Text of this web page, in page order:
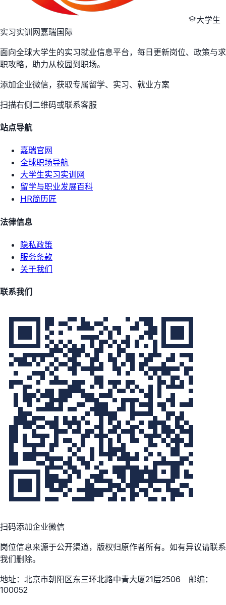
大学生
实习实训网嘉瑞国际
面向全球大学生的实习就业信息平台，每日更新岗位、政策与求
职攻略，助力从校园到职场。
添加企业微信，获取专属留学、实习、就业方案
扫描右侧二维码或联系客服
站点导航
嘉瑞官网
全球职场导航
大学生实习实训网
留学与职业发展百科
HR简历匠
法律信息
隐私政策
服务条款
关于我们
联系我们
扫码添加企业微信
岗位信息来源于公开渠道，版权归原作者所有。如有异议请联系
我们删除。
地址：北京市朝阳区东三环北路中青大厦21层2506 邮编：
100052